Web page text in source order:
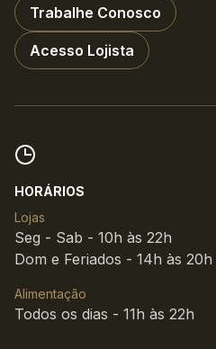
Trabalhe Conosco
Acesso Lojista
HORÁRIOS
Lojas
Seg - Sab - 10h às 22h
Dom e Feriados - 14h às 20h
Alimentação
Todos os dias - 11h às 22h